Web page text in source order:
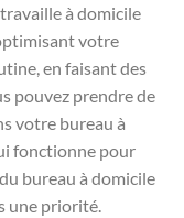
à domicile
votre
en faisant des
pouvez prendre de
votre bureau à
fonctionne pour
bureau à domicile
une priorité.